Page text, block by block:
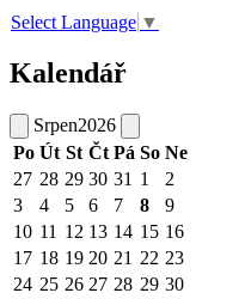
Select Language ▼
Kalendář
Srpen2026
Po Út St Čt Pá So Ne
27 28 29 30 31 1
2
3
4 5 6 7 8
9
10 11 12 13 14 15 16
17 18 19 20 21 22 23
24 25 26 27 28 29 30